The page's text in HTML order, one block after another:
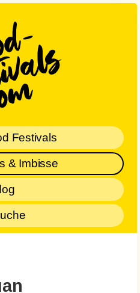
Festivals
& Imbisse